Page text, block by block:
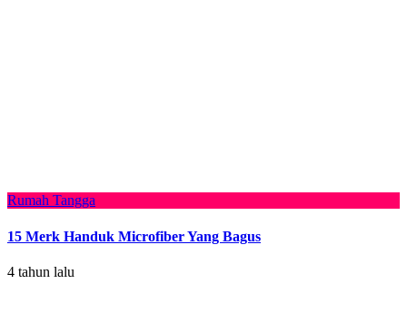
Rumah Tangga
15 Merk Handuk Microfiber Yang Bagus
4 tahun lalu